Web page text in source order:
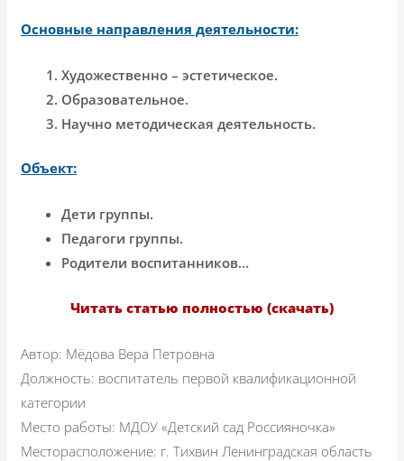
Основные направления деятельности:
Художественно – эстетическое.
Образовательное.
Научно методическая деятельность.
Объект:
Дети группы.
Педагоги группы.
Родители воспитанников…
Читать статью полностью (скачать)
Автор: Мёдова Вера Петровна
Должность: воспитатель первой квалификационной
категории
Место работы: МДОУ «Детский сад Россияночка»
Месторасположение: г. Тихвин Ленинградская область